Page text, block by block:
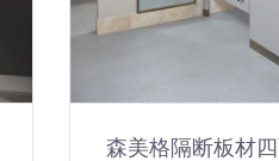
森美格隔断板材